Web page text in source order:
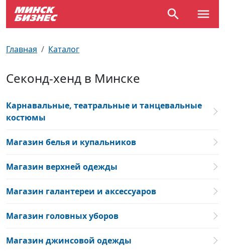
Главная Каталог
Секонд-хенд в Минске
Карнавальные, театральные и танцевальные
костюмы
Магазин белья и купальников
Магазин верхней одежды
Магазин галантереи и аксессуаров
Магазин головных уборов
Магазин джинсовой одежды
Улицы Минска
Производственный календарь
Документы для ЗАГСа
Пробки на дорогах
Самолеты